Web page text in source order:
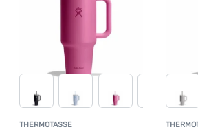
THERMOTASSE Kundenbewertung